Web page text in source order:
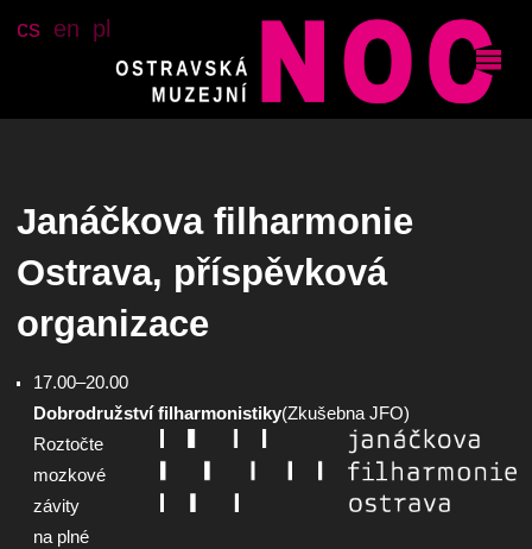
cs en pl
Janáčkova filharmonie
Ostrava, příspěvková
organizace
17.00–20.00
Dobrodružství filharmonistiky(Zkušebna JFO)
Roztočte
mozkové
závity
na plné